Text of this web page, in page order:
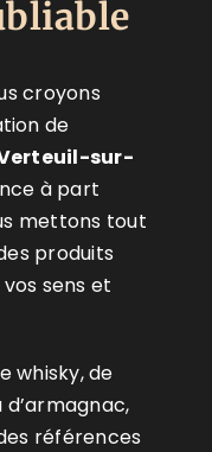
croyons
de
sur-
à part
mettons tout
produits
sens et
whisky, de
références